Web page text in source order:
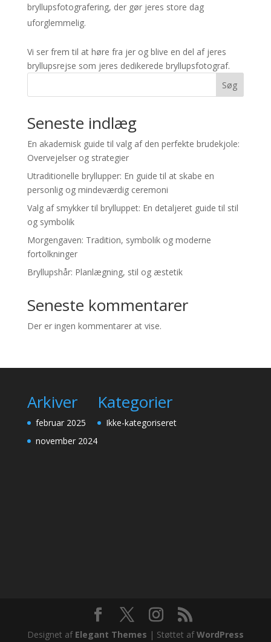
bryllupsfotografering, der gør jeres store dag
uforglemmelig.
Vi ser frem til at høre fra jer og blive en del af jeres
bryllupsrejse som jeres dedikerede bryllupsfotograf.
Søg
Seneste indlæg
En akademisk guide til valg af den perfekte brudekjole:
Overvejelser og strategier
Utraditionelle bryllupper: En guide til at skabe en
personlig og mindeværdig ceremoni
Valg af smykker til brylluppet: En detaljeret guide til stil
og symbolik
Morgengaven: Tradition, symbolik og moderne
fortolkninger
Bryllupshår: Planlægning, stil og æstetik
Seneste kommentarer
Der er ingen kommentarer at vise.
Arkiver
februar 2025
november 2024
Kategorier
Ikke-kategoriseret
Designet af Elegant Themes | Støttet afWordPress